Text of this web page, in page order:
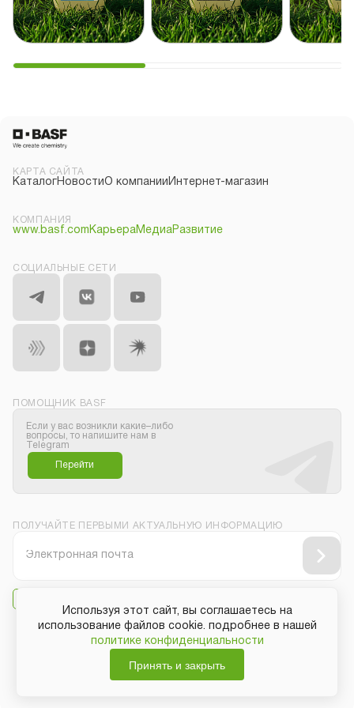
КАРТА САЙТА
КаталогНовостиО компании Интернет-магазин
КОМПАНИЯ
www.basf.com КарьераМедиаРазвитие
СОЦИАЛЬНЫЕ СЕТИ
ПОМОЩНИК BASF
Если у вас возникли какие–либо
вопросы, то напишите нам в
Telegram
Перейти
ПОЛУЧАЙТЕ ПЕРВЫМИ АКТУАЛЬНУЮ ИНФОРМАЦИЮ
Защита персональных данных
Общие условия покупки
Авторские права
Используя этот сайт, вы соглашаетесь на
использование файлов cookie. подробнее в нашей
политике конфиденциальности
Принять и закрыть